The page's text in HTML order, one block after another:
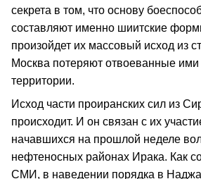
секрета в том, что основу
составляют именно шиитские
произойдет их массовый исход из
Москва потеряют отвоеванные ими
территории.
Исход части проиранских сил из
происходит. И он связан с их
начавшихся на прошлой неделе
нефтеносных районах Ирака. Как
СМИ, в наведении порядка в